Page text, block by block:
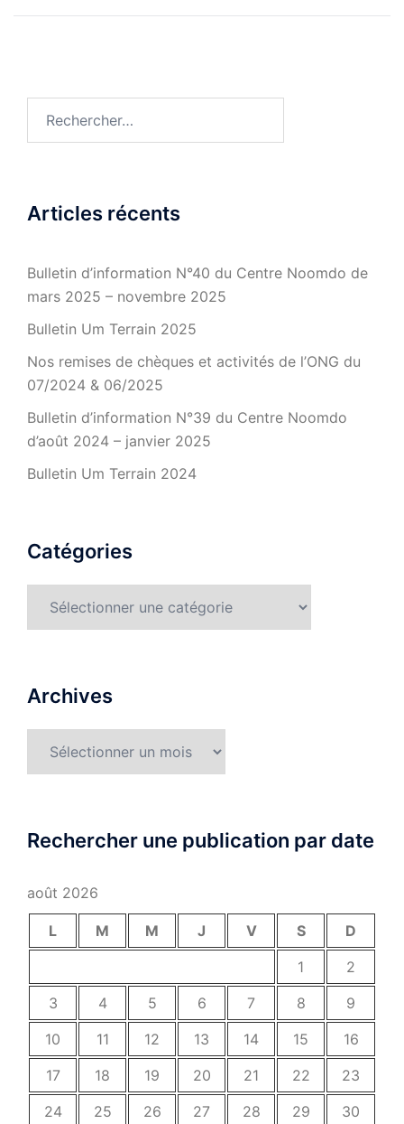
Articles récents
Bulletin d’information N°40 du Centre Noomdo de
mars 2025 – novembre 2025
Bulletin Um Terrain 2025
Nos remises de chèques et activités de l’ONG du
07/2024 & 06/2025
Bulletin d’information N°39 du Centre Noomdo
d’août 2024 – janvier 2025
Bulletin Um Terrain 2024
Catégories
Archives
Rechercher une publication par date
août 2026
L M M J V S
D
1
2
3
4 5 6 7 8
9
10
11 12 13 14 15
16
17
18 19 20 21 22
23
24
25 26 27 28 29 30